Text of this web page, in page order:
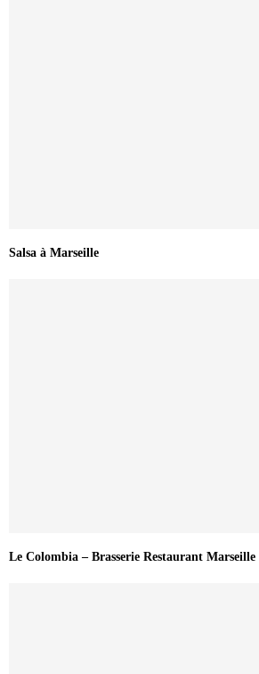
Salsa à Marseille
Le Colombia – Brasserie Restaurant Marseille